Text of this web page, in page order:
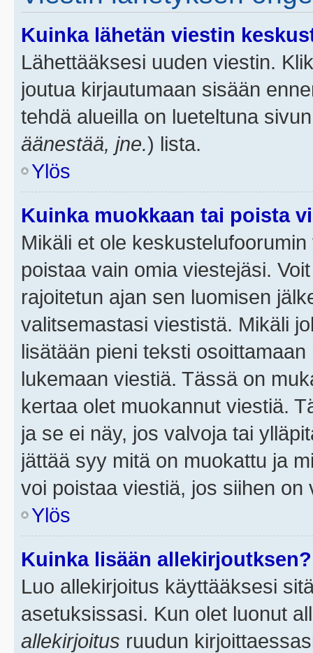
Kuinka lähetän viestin
Lähettääksesi uuden viestin.
joutua kirjautumaan sisään
tehdä alueilla on lueteltuna
äänestää, jne.) lista.
Ylös
Kuinka muokkaan tai poista
Mikäli et ole
poistaa vain omia viestejäsi.
rajoitetun ajan sen luomisen
valitsemastasi viestistä. Mikäli
lisätään pieni teksti
lukemaan viestiä. Tässä on
kertaa olet muokannut viestiä.
ja se ei näy, jos valvoja tai
jättää syy mitä on muokattu ja
voi poistaa viestiä, jos siihen on
Ylös
Kuinka lisään allekirjoutksen?
Luo allekirjoitus käyttääksesi
asetuksissasi. Kun olet luonut
allekirjoitus ruudun